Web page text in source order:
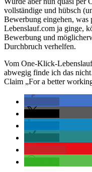
vollständige und hübsch
Bewerbung eingehen, was
Lebenslauf.com ja ginge,
Bewerbung und
Durchbruch verhelfen.
Vom One-Klick-
abwegig finde ich das
Claim „For a better